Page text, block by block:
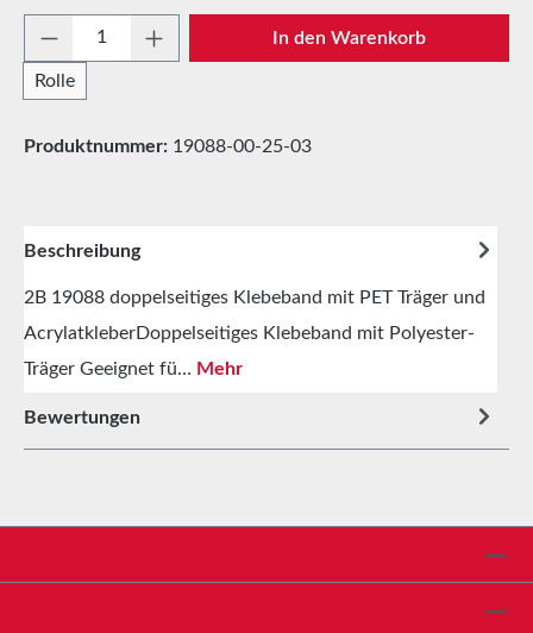
Produkt Anzahl: Gib den gewünschten
Rolle
In den Warenkorb
Produktnummer: 19088-00-25-03
Beschreibung
2B 19088 doppelseitiges Klebeband mit PET Träger und
AcrylatkleberDoppelseitiges Klebeband mit Polyester-
Träger Geeignet fü… Mehr
Bewertungen